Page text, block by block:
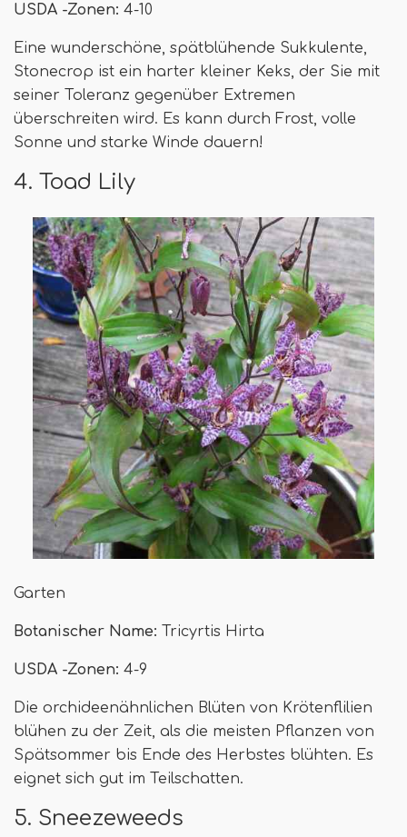
USDA -Zonen: 4-10
Eine wunderschöne, spätblühende Sukkulente,
Stonecrop ist ein harter kleiner Keks, der Sie mit
seiner Toleranz gegenüber Extremen
überschreiten wird. Es kann durch Frost, volle
Sonne und starke Winde dauern!
4. Toad Lily
Garten
Botanischer Name: Tricyrtis Hirta
USDA -Zonen: 4-9
Die orchideenähnlichen Blüten von Krötenflilien
blühen zu der Zeit, als die meisten Pflanzen von
Spätsommer bis Ende des Herbstes blühten. Es
eignet sich gut im Teilschatten.
5. Sneezeweeds